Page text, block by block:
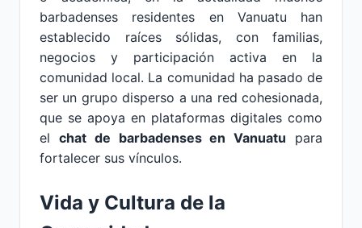
barbadenses residentes en Vanuatu han
establecido raíces sólidas, con familias,
negocios y participación activa en la
comunidad local. La comunidad ha pasado de
ser un grupo disperso a una red cohesionada,
que se apoya en plataformas digitales como
el chat de barbadenses en Vanuatu para
fortalecer sus vínculos.
Vida y Cultura de la